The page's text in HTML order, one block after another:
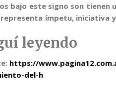
bajo este signo son tienen
ímpetu, iniciativa
leyendo
https://
del-h